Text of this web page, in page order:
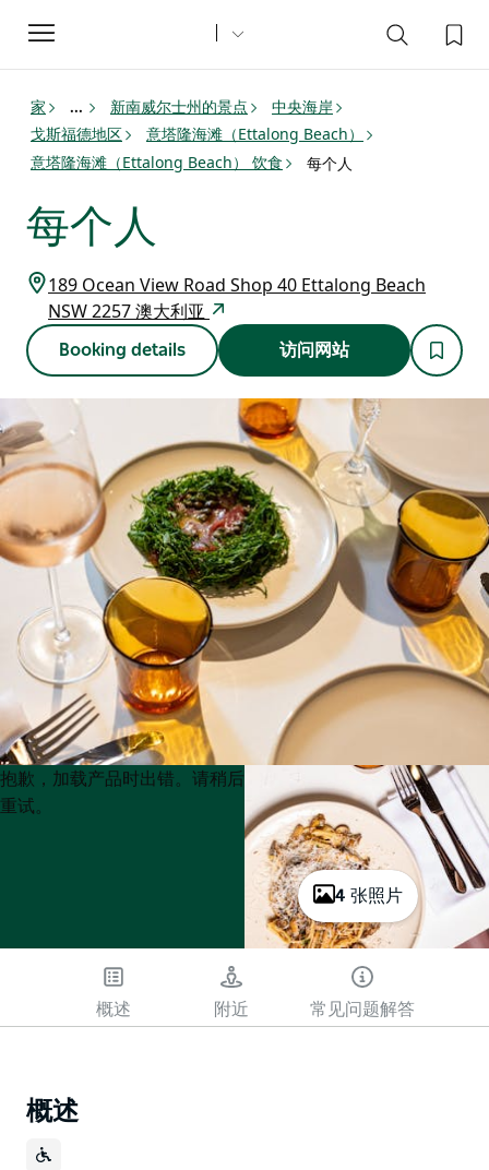
Toggle
navigation
家 ... 新南威尔士州的景点
中央海岸
戈斯福德地区
意塔隆海滩（Ettalong Beach）
意塔隆海滩（Ettalong Beach） 饮食
每个人
每个人
189 Ocean View Road Shop 40 Ettalong Beach
NSW 2257 澳大利亚
Booking details 访问网站
4 张照片
Product
List
Product
List
抱歉，加载产品时出错。请稍后
重试。
概述 附近 常见问题解答
概述